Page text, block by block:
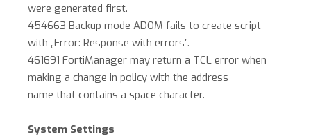
were generated first.
454663 Backup mode ADOM fails to create script
with „Error: Response with errors”.
461691 FortiManager may return a TCL error when
making a change in policy with the address
name that contains a space character.
System Settings